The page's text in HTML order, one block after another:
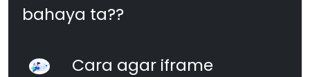
bahaya ta??
Cara agar iframe